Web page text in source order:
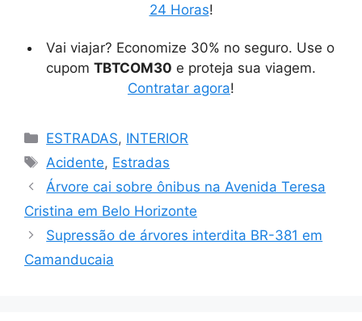
24 Horas!
Vai viajar? Economize 30% no seguro. Use o
cupom TBTCOM30 e proteja sua viagem.
Contratar agora!
Categorias
ESTRADAS, INTERIOR
Tags
Acidente, Estradas
Árvore cai sobre ônibus na Avenida Teresa
Cristina em Belo Horizonte
Supressão de árvores interdita BR-381 em
Camanducaia